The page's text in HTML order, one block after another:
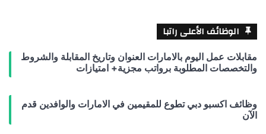
الوظائف الأعلى راتبا
مقابلات عمل اليوم بالامارات العنوان وتاريخ المقابلة والشروط
والتخصصات المطلوبة برواتب مجزية+ امتيازات
وظائف اكسبو دبي تطوع للمقيمين في الامارات والوافدين قدم
الآن